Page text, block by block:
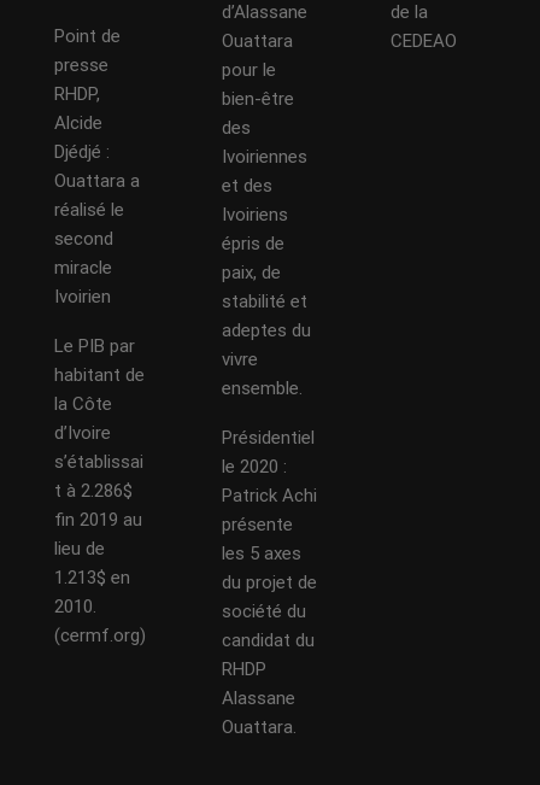
Point de
presse
RHDP,
Alcide
Djédjé :
Ouattara a
réalisé le
second
miracle
Ivoirien
Le PIB par
habitant de
la Côte
d’Ivoire
s’établissai
t à 2.286$
fin 2019 au
lieu de
1.213$ en
2010.
(cermf.org)
d’Alassane
Ouattara
pour le
bien-être
des
Ivoiriennes
et des
Ivoiriens
épris de
paix, de
stabilité et
adeptes du
vivre
ensemble.
Présidentiel
le 2020 :
Patrick Achi
présente
les 5 axes
du projet de
société du
candidat du
RHDP
Alassane
Ouattara.
de la
CEDEAO